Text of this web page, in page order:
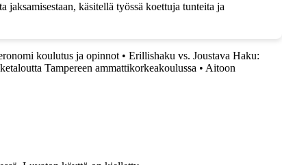
käsitellä työssä koettuja tunteita ja
koulutus ja opinnot • Erillishaku vs. Joustava Haku:
Tampereen ammattikorkeakoulussa • Aitoon